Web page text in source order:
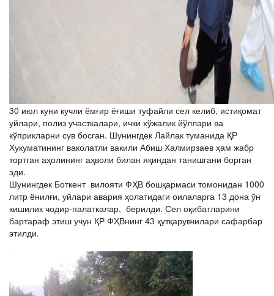
30 июл куни кучли ёмғир ёғиши туфайли сел келиб, истиқомат
уйлари, полиз участкалари, ички хўжалик йўллари ва
кўприкларни сув босган. Шунингдек Лайлак туманида ҚР
Хукуматининг ваколатли вакили Абиш Халмирзаев ҳам жабр
тортган аҳолининг аҳволи билан яқиндан танишгани борган
эди.
Шунингдек Боткент вилояти ФҲВ бошқармаси томонидан 1000
литр ёнилғи, уйлари авария ҳолатидаги оилаларга 13 дона ўн
кишилик чодир-палаткалар, берилди. Сел оқибатларини
бартараф этиш учун ҚР ФҲВнинг 43 қутқарувчилари сафарбар
этилди.